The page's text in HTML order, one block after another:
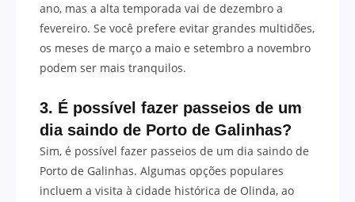
ano, mas a alta temporada vai de dezembro a
fevereiro. Se você prefere evitar grandes multidões,
os meses de março a maio e setembro a novembro
podem ser mais tranquilos.
3. É possível fazer passeios de um
dia saindo de Porto de Galinhas?
Sim, é possível fazer passeios de um dia saindo de
Porto de Galinhas. Algumas opções populares
incluem a visita à cidade histórica de Olinda, ao